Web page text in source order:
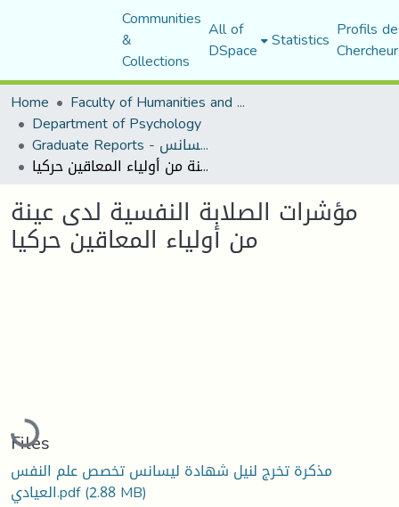
Communities
&
Collections
All of
DSpace Statistics Profils
Home
Faculty of Humanities and Social Sciences
Department of Psychology
Graduate Reports - تقارير الليسانس
مؤشرات الصلابة النفسية لدى عينة من أولياء المعاقين حركيا
مؤشرات الصلابة النفسية لدى عينة
من أولياء المعاقين حركيا
Loading...
Files
مذكرة تخرج لنيل شهادة ليسانس تخصص علم النفس
العيادي.pdf(2.88 MB)